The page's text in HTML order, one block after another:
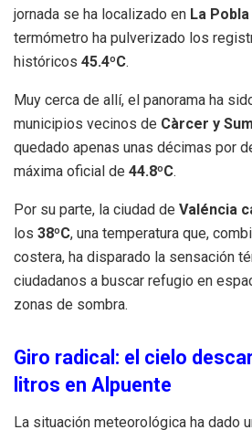
jornada se ha localizado en La
termómetro ha pulverizado los
históricos 45.4ºC.
Muy cerca de allí, el panorama ha
municipios vecinos de Càrcer y
quedado apenas unas décimas por
máxima oficial de 44.8ºC.
Por su parte, la ciudad de Valéncia
los 38ºC, una temperatura que,
costera, ha disparado la sensación
ciudadanos a buscar refugio en
zonas de sombra.
Giro radical: el cielo
litros en Alpuente
La situación meteorológica ha dado